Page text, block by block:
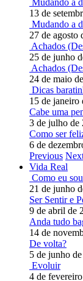
Mudando a
13 de
Mudando a
27 de agosto
Achados
25 de junho
Achados
24 de maio
Dicas
15 de janeiro
Cabe uma
3 de julho de
Como ser
6 de
Previous
Vida Real
Como eu
21 de junho
Ser Sentir e
9 de abril de
Anda tudo
14 de
De volta?
5 de junho
Evoluir
4 de